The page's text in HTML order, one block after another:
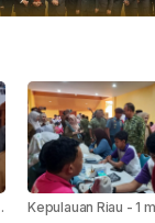
Kepulauan Riau -1